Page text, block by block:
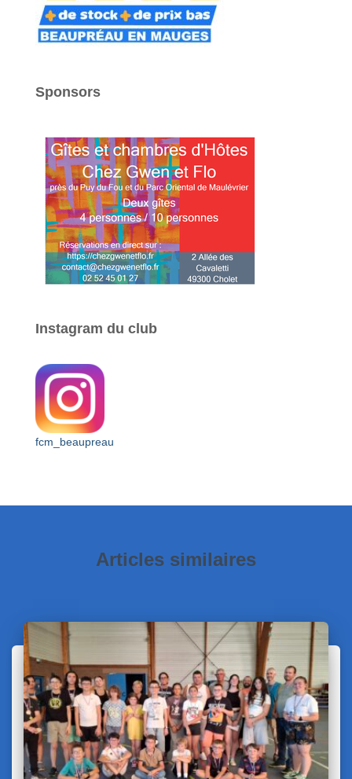
Sponsors
Instagram du club
fcm_beaupreau
Articles similaires